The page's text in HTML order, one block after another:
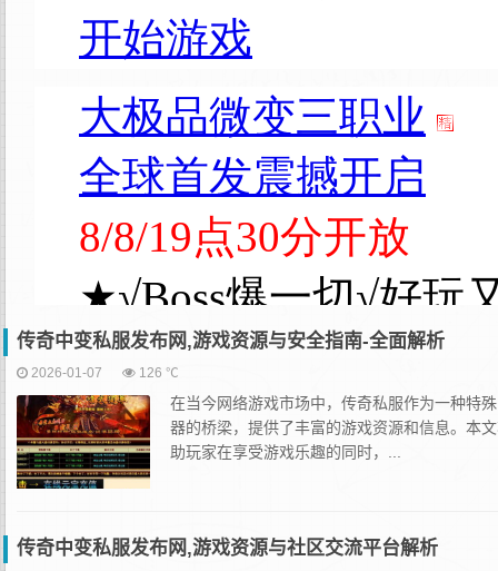
传奇中变私服发布网,游戏资源与安全指南-全面解析
2026-01-07 126 ℃
在当今网络游戏市场中，传奇私服作为一种特
器的桥梁，提供了丰富的游戏资源和信息。本
助玩家在享受游戏乐趣的同时，...
传奇中变私服发布网,游戏资源与社区交流平台解析